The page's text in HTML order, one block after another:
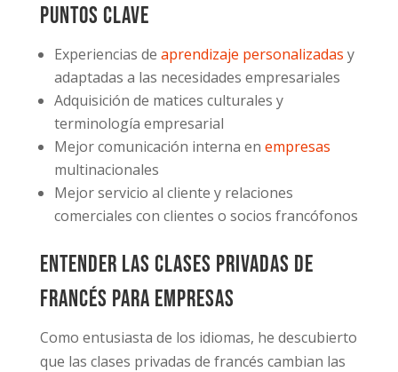
Puntos clave
Experiencias de aprendizaje personalizadas y
adaptadas a las necesidades empresariales
Adquisición de matices culturales y
terminología empresarial
Mejor comunicación interna en empresas
multinacionales
Mejor servicio al cliente y relaciones
comerciales con clientes o socios francófonos
Entender las Clases Privadas de
Francés para Empresas
Como entusiasta de los idiomas, he descubierto
que las clases privadas de francés cambian las